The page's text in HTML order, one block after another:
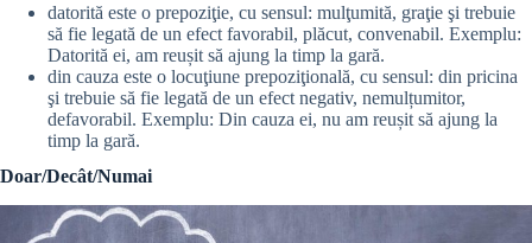
datorită este o prepoziţie, cu sensul: mulţumită, graţie şi trebuie
să fie legată de un efect favorabil, plăcut, convenabil. Exemplu:
Datorită ei, am reușit să ajung la timp la gară.
din cauza este o locuţiune prepoziţională, cu sensul: din pricina
şi trebuie să fie legată de un efect negativ, nemulțumitor,
defavorabil. Exemplu: Din cauza ei, nu am reușit să ajung la
timp la gară.
Doar/Decât/Numai